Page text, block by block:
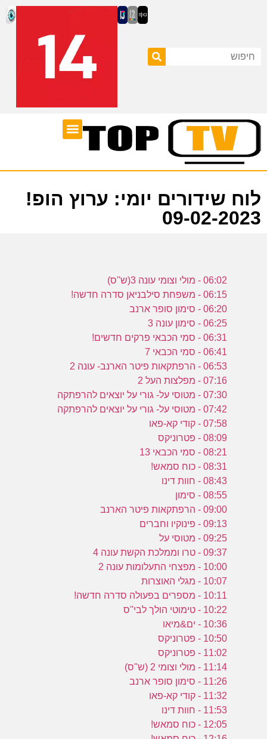
לוח שידורים יומי: ערוץ הופ!
09-02-2023
06:02 - מולי וצומי עונה 3(ש''ס)
06:15 - משפחת סילבניאן סדרה חדשה!
06:20 - סימון סופר ארנב
06:25 - סימון עונה 3
06:31 - סמי הכבאי פרקים חדשים!
06:41 - סמי הכבאי 7
06:53 - הרפתקאות פיטר הארנב- עונה 2
07:16 - מפלצות העל 2
07:30 - מטוסי על- גורי על יוצאים להרפתקה
07:42 - מטוסי על- גורי על יוצאים להרפתקה
07:58 - קודי קא-פאו
08:09 - פטרוניקס
08:21 - סמי הכבאי 13
08:31 - כוח סמאש!
08:43 - חוות דינו
08:55 - סימון
09:00 - הרפתקאות פיטר הארנב
09:13 - פינוקיו וחברים
09:25 - מטוסי על
09:37 - טרו וממלכת הקשת עונה 4
10:00 - מפצחי התעלומות עונה 2
10:07 - מגלי האוצרות
10:11 - מספרים בפעולה סדרה חדשה!
10:22 - טימוטי הולך לבי''ס
10:36 - ים&מיאו
10:50 - פטרוניקס
11:02 - פטרוניקס
11:14 - מולי וצומי 2 (ש''ס)
11:26 - סימון סופר ארנב
11:32 - קודי קא-פאו
11:53 - חוות דינו
12:05 - כוח סמאש!